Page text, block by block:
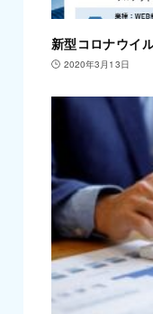
新型コロナウイ
2020年3月13日